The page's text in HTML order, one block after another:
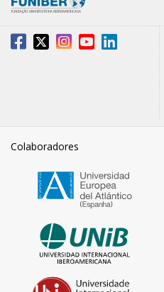
Colaboradores